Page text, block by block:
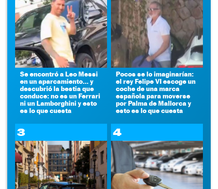
Se encontró a Leo Messi
en un aparcamiento... y
descubrió la bestia que
conduce: no es un Ferrari
ni un Lamborghini y esto
es lo que cuesta
Pocos se lo imaginarían:
el rey Felipe VI escoge un
coche de una marca
española para moverse
por Palma de Mallorca y
esto es lo que cuesta
3 4